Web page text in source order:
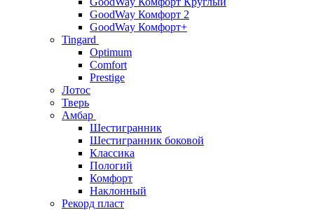
GoodWay Комфорт 2
GoodWay Комфорт+
Tingard
Optimum
Comfort
Prestige
Лотос
Тверь
Амбар
Шестигранник
Шестигранник боковой
Классика
Пологий
Комфорт
Наклонный
Рекорд пласт